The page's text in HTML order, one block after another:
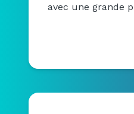
avec une grande